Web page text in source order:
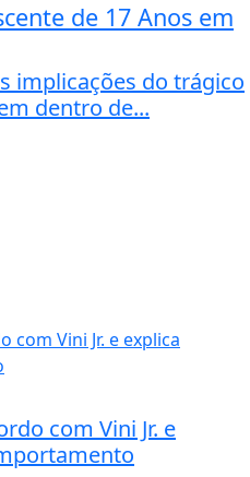
de 17 Anos em
implicações do trágico
dentro de...
com Vini Jr. e